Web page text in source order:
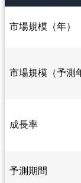
市場規模（年）
市場規模（予測
成長率
予測期間